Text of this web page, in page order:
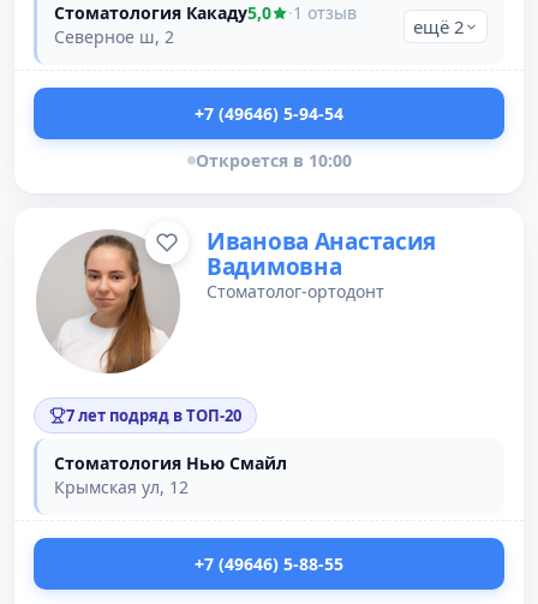
Стоматология Какаду5,0 ·1 отзыв
Северное ш, 2
ещё 2
+7 (49646) 5-94-54
Откроется в 10:00
Иванова Анастасия
Вадимовна
Стоматолог-ортодонт
7 лет подряд в ТОП-20
Стоматология Нью Смайл
Крымская ул, 12
+7 (49646) 5-88-55